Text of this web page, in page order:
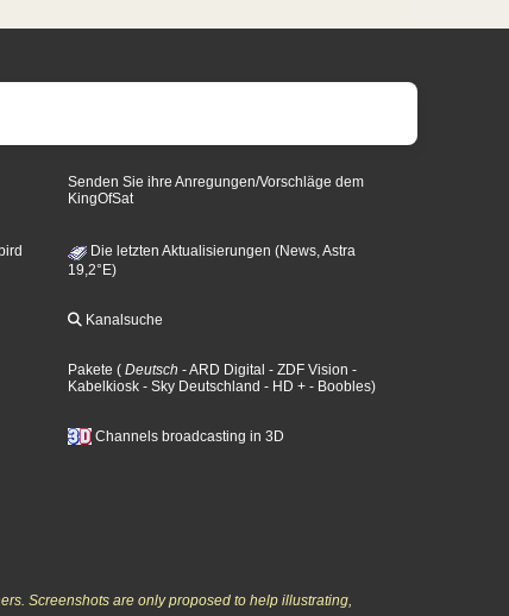
Senden Sie ihre Anregungen/Vorschläge dem
KingOfSat
Die letzten Aktualisierungen (News, Astra
19,2°E)
Kanalsuche
Pakete ( Deutsch - ARD Digital - ZDF Vision -
Kabelkiosk - Sky Deutschland - HD + - Boobles)
Channels broadcasting in 3D
Screenshots are only proposed to help illustrating,